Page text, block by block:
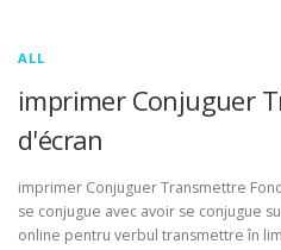
ALL
imprimer Conjuguer
d'écran
imprimer Conjuguer Transmettre
se conjugue avec avoir se conjugue
online pentru verbul transmettre în